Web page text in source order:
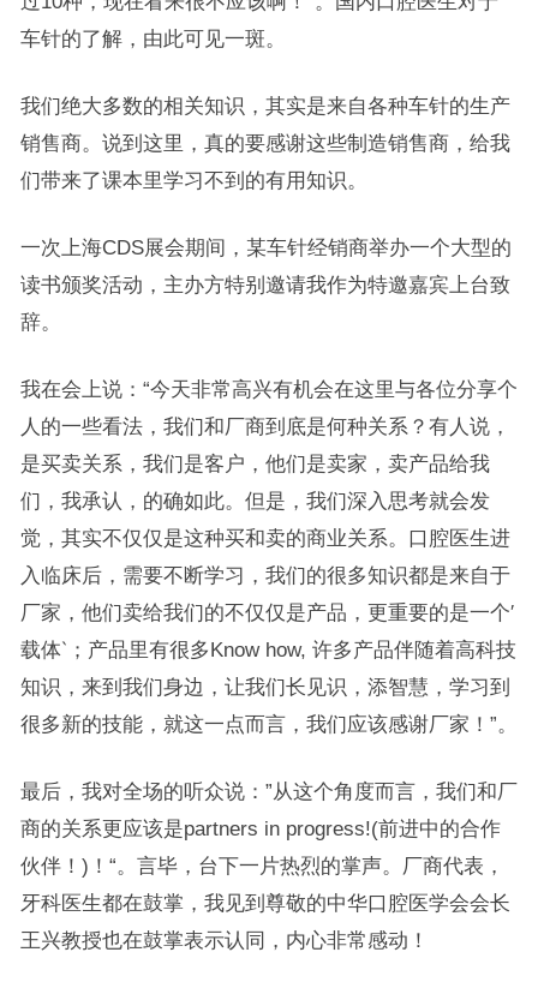
车针的了解，由此可见一斑。
我们绝大多数的相关知识，其实是来自各种车针的生产
销售商。说到这里，真的要感谢这些制造销售商，给我
们带来了课本里学习不到的有用知识。
一次上海CDS展会期间，某车针经销商举办一个大型的
读书颁奖活动，主办方特别邀请我作为特邀嘉宾上台致
辞。
我在会上说：“今天非常高兴有机会在这里与各位分享个
人的一些看法，我们和厂商到底是何种关系？有人说，
是买卖关系，我们是客户，他们是卖家，卖产品给我
们，我承认，的确如此。但是，我们深入思考就会发
觉，其实不仅仅是这种买和卖的商业关系。口腔医生进
入临床后，需要不断学习，我们的很多知识都是来自于
厂家，他们卖给我们的不仅仅是产品，更重要的是一个′
载体‵；产品里有很多Know how, 许多产品伴随着高科技
知识，来到我们身边，让我们长见识，添智慧，学习到
很多新的技能，就这一点而言，我们应该感谢厂家！”。
最后，我对全场的听众说：”从这个角度而言，我们和厂
商的关系更应该是partners in progress!(前进中的合作
伙伴！)！“。言毕，台下一片热烈的掌声。厂商代表，
牙科医生都在鼓掌，我见到尊敬的中华口腔医学会会长
王兴教授也在鼓掌表示认同，内心非常感动！